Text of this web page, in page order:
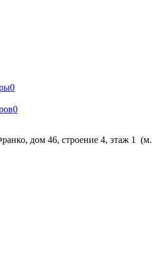
0
0
дом 46, строение 4, этаж 1 (м.